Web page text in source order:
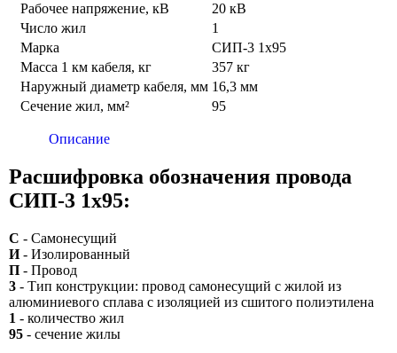
Рабочее напряжение, кВ
20 кВ
Число жил
1
Марка
СИП-3 1х95
Масса 1 км кабеля, кг
357 кг
Наружный диаметр кабеля, мм 16,3 мм
Сечение жил, мм²
95
Описание
Расшифровка обозначения провода
СИП-3 1х95:
С - Самонесущий
И- Изолированный
П - Провод
3 - Тип конструкции: провод самонесущий с жилой из
алюминиевого сплава с изоляцией из сшитого полиэтилена
1 - количество жил
95 - сечение жилы